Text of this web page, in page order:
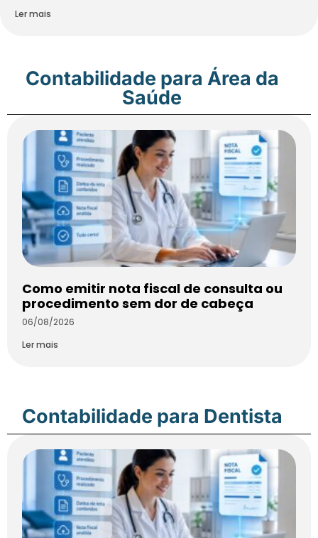
Ler mais
Contabilidade para Área da
Saúde
Como emitir nota fiscal de consulta ou
procedimento sem dor de cabeça
06/08/2026
Ler mais
Contabilidade para Dentista